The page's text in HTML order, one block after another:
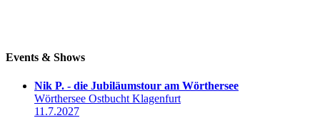
Events & Shows
Nik P. - die Jubiläumstour am Wörthersee
Wörthersee Ostbucht Klagenfurt
11.7.2027